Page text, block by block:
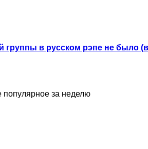
группы в русском рэпе не было
за неделю